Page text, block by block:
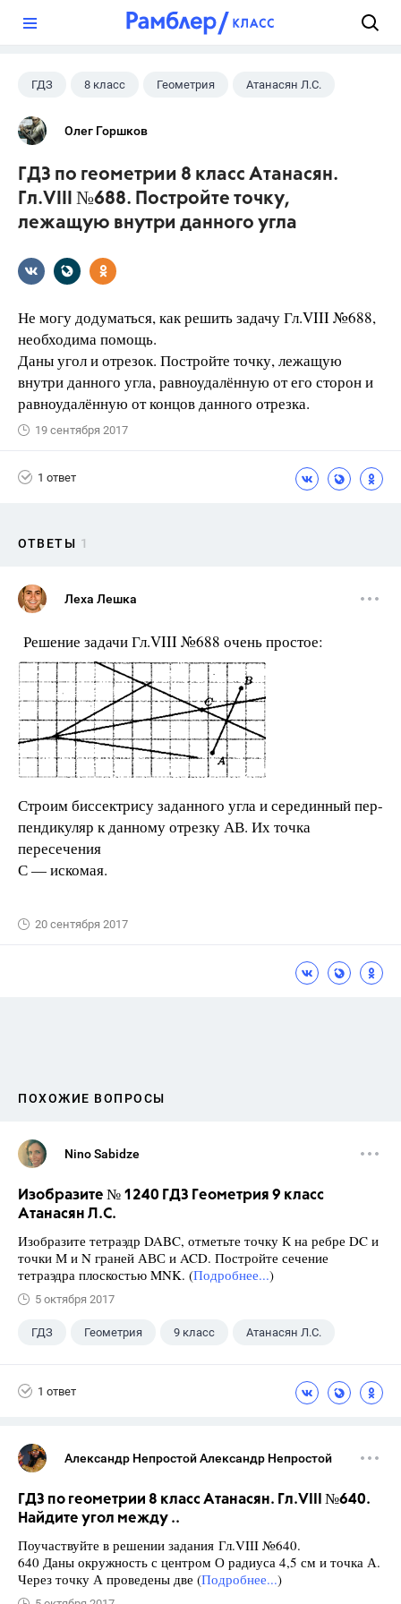
ГДЗ 8 класс Геометрия Атанасян Л.С.
Олег Горшков
ГДЗ по геометрии 8 класс Атанасян.
Гл.VIII №688. Постройте точку,
лежащую внутри данного угла
Не могу додуматься, как решить задачу Гл.VIII №688,
необходима помощь.
Даны угол и отрезок. Постройте точку, лежащую
внутри данного угла, равноудалённую от его сторон и
равноудалённую от концов данного отрезка.
19 сентября 2017
1 ответ
ОТВЕТЫ 1
Леха Лешка
Решение задачи Гл.VIII №688 очень простое:
Строим биссектрису заданного угла и серединный пер-
пендикуляр к данному отрезку АВ. Их точка
пересечения
С — искомая.
20 сентября 2017
ПОХОЖИЕ ВОПРОСЫ
Nino Sabidze
Изобразите № 1240 ГДЗ Геометрия 9 класс
Атанасян Л.С.
Изобразите тетраэдр DABC, отметьте точку К на ребре DC и
точки М и N граней АВС и ACD. Постройте сечение
тетраэдра плоскостью MNK. (Подробнее...)
5 октября 2017
ГДЗ Геометрия 9 класс Атанасян Л.С.
1 ответ
Александр Непростой Александр Непростой
ГДЗ по геометрии 8 класс Атанасян. Гл.VIII №640.
Найдите угол между ..
Поучаствуйте в решении задания Гл.VIII №640.
640 Даны окружность с центром О радиуса 4,5 см и точка А.
Через точку А проведены две (Подробнее...)